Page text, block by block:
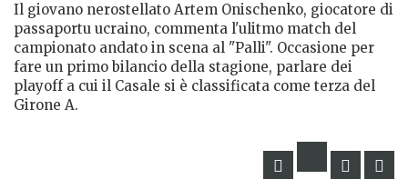
Il giovano nerostellato Artem Onischenko, giocatore di
passaportu ucraino, commenta l'ulitmo match del
campionato andato in scena al "Palli". Occasione per
fare un primo bilancio della stagione, parlare dei
playoff a cui il Casale si è classificata come terza del
Girone A.